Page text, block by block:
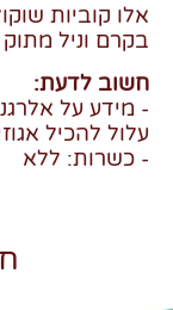
בקרם וניל מתוק
חשוב לדעת:
- מידע על
עלול להכיל
- כשרות: ללא